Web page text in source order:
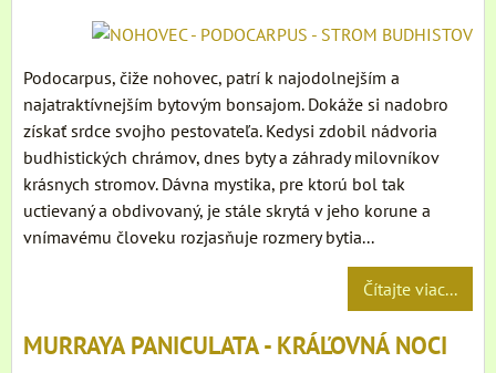
Podocarpus, čiže nohovec, patrí k najodolnejším a
najatraktívnejším bytovým bonsajom. Dokáže si nadobro
získať srdce svojho pestovateľa. Kedysi zdobil nádvoria
budhistických chrámov, dnes byty a záhrady milovníkov
krásnych stromov. Dávna mystika, pre ktorú bol tak
uctievaný a obdivovaný, je stále skrytá v jeho korune a
vnímavému človeku rozjasňuje rozmery bytia...
Čítajte viac...
MURRAYA PANICULATA - KRÁĽOVNÁ NOCI